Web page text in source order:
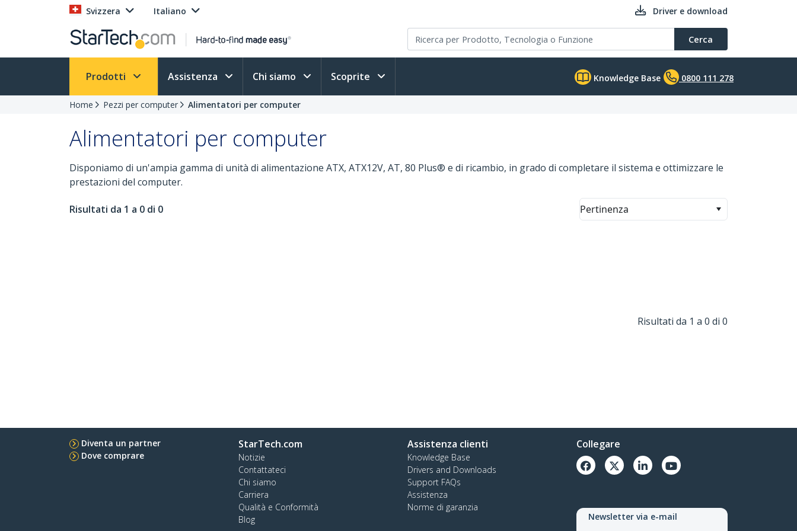
Svizzera Italiano Driver e download
Cerca
Prodotti Assistenza Chi siamo Scoprite Knowledge Base 0800 111 278
Home Pezzi per computer Alimentatori per computer
Alimentatori per computer
Disponiamo di un'ampia gamma di unità di alimentazione ATX, ATX12V, AT, 80 Plus® e di ricambio, in grado di completare il sistema e ottimizzare le
prestazioni del computer.
Risultati da 1 a 0 di 0 Pertinenza
Risultati da 1 a 0 di 0
Diventa un partner
Dove comprare
StarTech.com
Notizie
Contattateci
Chi siamo
Carriera
Qualità e Conformità
Blog
Assistenza clienti
Knowledge Base
Drivers and Downloads
Support FAQs
Assistenza
Norme di garanzia
Collegare
Newsletter via e-mail